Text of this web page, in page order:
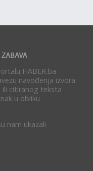
HABER.ba
navođenja izvora.
ili citiranog teksta
u obliku
nam ukazali